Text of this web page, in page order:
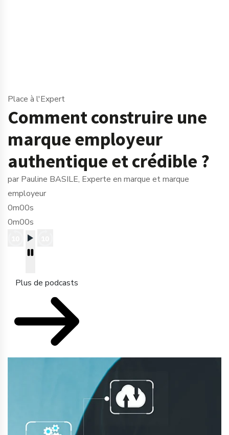
Place à l'Expert
Comment construire une
marque employeur
authentique et crédible ?
par Pauline BASILE, Experte en marque et marque
employeur
0m00s
0m00s
Plus de podcasts